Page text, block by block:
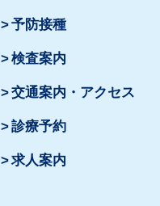
予防接種
検査案内
交通案内・アクセス
診療予約
求人案内